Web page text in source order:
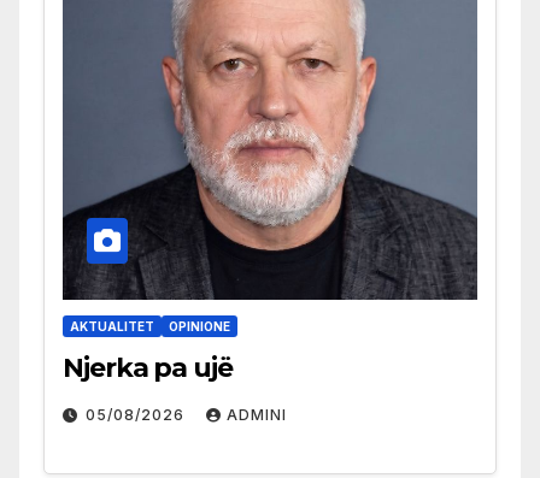
AKTUALITET OPINIONE
Njerka pa ujë
05/08/2026 ADMINI